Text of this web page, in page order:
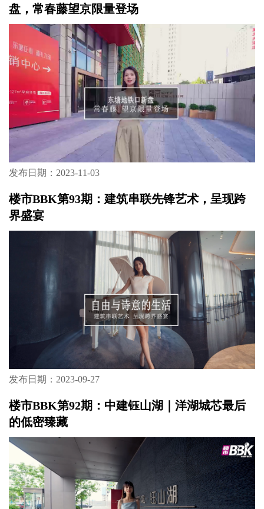
盘，常春藤望京限量登场
发布日期：2023-11-03
楼市BBK第93期：建筑串联先锋艺术，呈现跨
界盛宴
发布日期：2023-09-27
楼市BBK第92期：中建钰山湖｜洋湖城芯最后
的低密臻藏